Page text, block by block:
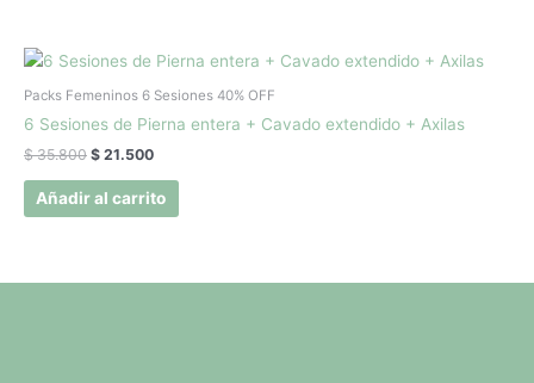
Packs Femeninos 6 Sesiones 40% OFF
6 Sesiones de Pierna entera + Cavado extendido + Axilas
$35.800
El
original
$ 35.800.
$ 21.500
El
actual
$ 21.500.
Añadir al carrito